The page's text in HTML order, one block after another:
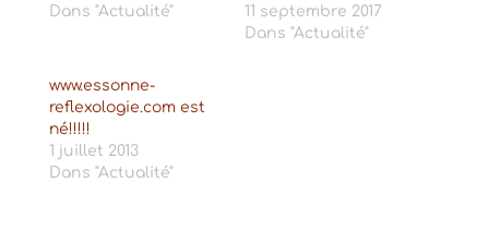
Dans "Actualité"
11 septembre 2017
Dans "Actualité"
www.essonne-
reflexologie.com est
né!!!!!
1 juillet 2013
Dans "Actualité"